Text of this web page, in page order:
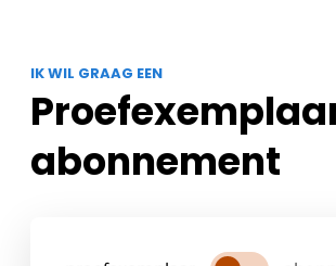
IK WIL GRAAG EEN
abonnement